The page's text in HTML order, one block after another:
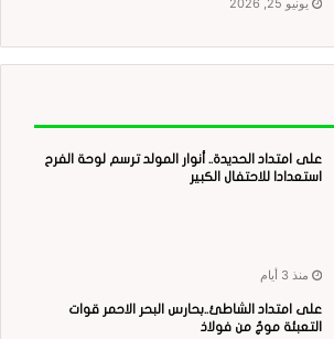
يونيو 25, 2026
على امتداد الحديدة.. أنوار المولد ترسم لوحة الفرح
استعدادا للاحتفال الكبير
منذ 3 أيام
على امتداد الشاطئ..بحارس البحر الاحمر قوات
التعبئة موجٌ من فولاذ